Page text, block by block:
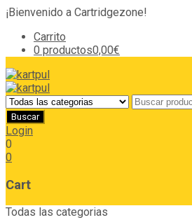
¡Bienvenido a Cartridgezone!
Carrito
0 productos0,00€
Login
0
0
Cart
Todas las categorias